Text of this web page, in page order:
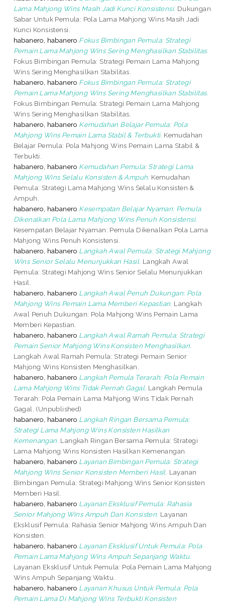
Lama Mahjong Wins Masih Jadi Kunci Konsistensi. Dukungan
Sabar Untuk Pemula: Pola Lama Mahjong Wins Masih Jadi
Kunci Konsistensi.
habanero, habanero Fokus Bimbingan Pemula: Strategi
Pemain Lama Mahjong Wins Sering Menghasilkan Stabilitas.
Fokus Bimbingan Pemula: Strategi Pemain Lama Mahjong
Wins Sering Menghasilkan Stabilitas.
habanero, habanero Fokus Bimbingan Pemula: Strategi
Pemain Lama Mahjong Wins Sering Menghasilkan Stabilitas.
Fokus Bimbingan Pemula: Strategi Pemain Lama Mahjong
Wins Sering Menghasilkan Stabilitas.
habanero, habanero Kemudahan Belajar Pemula: Pola
Mahjong Wins Pemain Lama Stabil & Terbukti. Kemudahan
Belajar Pemula: Pola Mahjong Wins Pemain Lama Stabil &
Terbukti.
habanero, habanero Kemudahan Pemula: Strategi Lama
Mahjong Wins Selalu Konsisten & Ampuh. Kemudahan
Pemula: Strategi Lama Mahjong Wins Selalu Konsisten &
Ampuh.
habanero, habanero Kesempatan Belajar Nyaman: Pemula
Dikenalkan Pola Lama Mahjong Wins Penuh Konsistensi.
Kesempatan Belajar Nyaman: Pemula Dikenalkan Pola Lama
Mahjong Wins Penuh Konsistensi.
habanero, habanero Langkah Awal Pemula: Strategi Mahjong
Wins Senior Selalu Menunjukkan Hasil. Langkah Awal
Pemula: Strategi Mahjong Wins Senior Selalu Menunjukkan
Hasil.
habanero, habanero Langkah Awal Penuh Dukungan: Pola
Mahjong Wins Pemain Lama Memberi Kepastian. Langkah
Awal Penuh Dukungan: Pola Mahjong Wins Pemain Lama
Memberi Kepastian.
habanero, habanero Langkah Awal Ramah Pemula: Strategi
Pemain Senior Mahjong Wins Konsisten Menghasilkan.
Langkah Awal Ramah Pemula: Strategi Pemain Senior
Mahjong Wins Konsisten Menghasilkan.
habanero, habanero Langkah Pemula Terarah: Pola Pemain
Lama Mahjong Wins Tidak Pernah Gagal. Langkah Pemula
Terarah: Pola Pemain Lama Mahjong Wins Tidak Pernah
Gagal. (Unpublished)
habanero, habanero Langkah Ringan Bersama Pemula:
Strategi Lama Mahjong Wins Konsisten Hasilkan
Kemenangan. Langkah Ringan Bersama Pemula: Strategi
Lama Mahjong Wins Konsisten Hasilkan Kemenangan.
habanero, habanero Layanan Bimbingan Pemula: Strategi
Mahjong Wins Senior Konsisten Memberi Hasil. Layanan
Bimbingan Pemula: Strategi Mahjong Wins Senior Konsisten
Memberi Hasil.
habanero, habanero Layanan Eksklusif Pemula: Rahasia
Senior Mahjong Wins Ampuh Dan Konsisten. Layanan
Eksklusif Pemula: Rahasia Senior Mahjong Wins Ampuh Dan
Konsisten.
habanero, habanero Layanan Eksklusif Untuk Pemula: Pola
Pemain Lama Mahjong Wins Ampuh Sepanjang Waktu.
Layanan Eksklusif Untuk Pemula: Pola Pemain Lama Mahjong
Wins Ampuh Sepanjang Waktu.
habanero, habanero Layanan Khusus Untuk Pemula: Pola
Pemain Lama Di Mahjong Wins Terbukti Konsisten